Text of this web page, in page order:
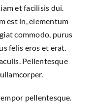
et facilisis dui.
est in, elementum
commodo, purus
felis eros et erat.
Pellentesque
pellentesque.